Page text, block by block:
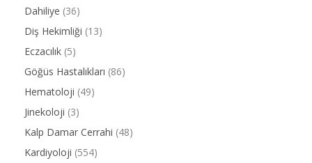
Dahiliye (36)
Diş Hekimliği (13)
Eczacılık (5)
Göğüs Hastalıkları (86)
Hematoloji (49)
Jinekoloji (3)
Kalp Damar Cerrahi (48)
Kardiyoloji (554)